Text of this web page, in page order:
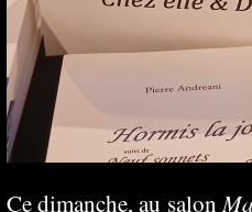
Ce dimanche, au salon